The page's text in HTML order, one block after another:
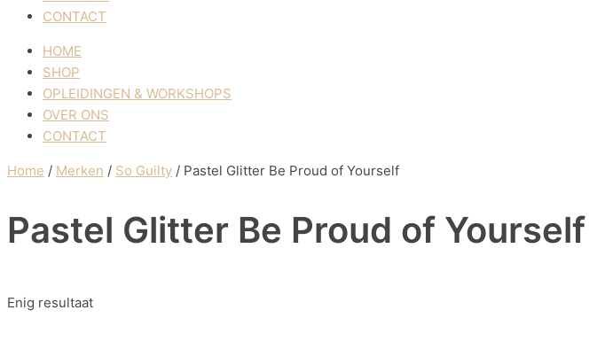
CONTACT
HOME
SHOP
OPLEIDINGEN & WORKSHOPS
OVER ONS
CONTACT
Home / Merken / So Guilty / Pastel Glitter Be Proud of Yourself
Pastel Glitter Be Proud of Yourself
Enig resultaat